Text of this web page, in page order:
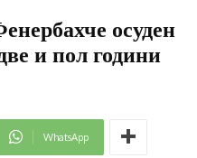
осуден
и пол години
WhatsApp